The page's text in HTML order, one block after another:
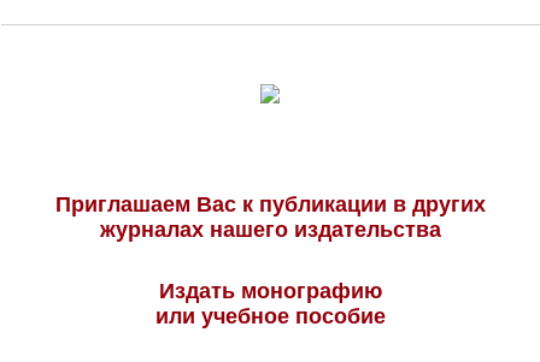
Приглашаем Вас к публикации в других
журналах нашего издательства
Издать монографию
или учебное пособие